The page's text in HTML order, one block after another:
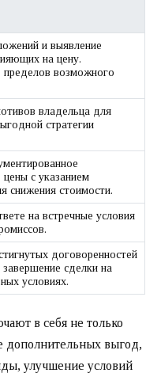
и выявление
на цену.
пределов возможного
владельца для
стратегии
с указанием
снижения стоимости.
на встречные условия
договоренностей
сделки на
условиях.
в себя не только
дополнительных выгод,
улучшение условий